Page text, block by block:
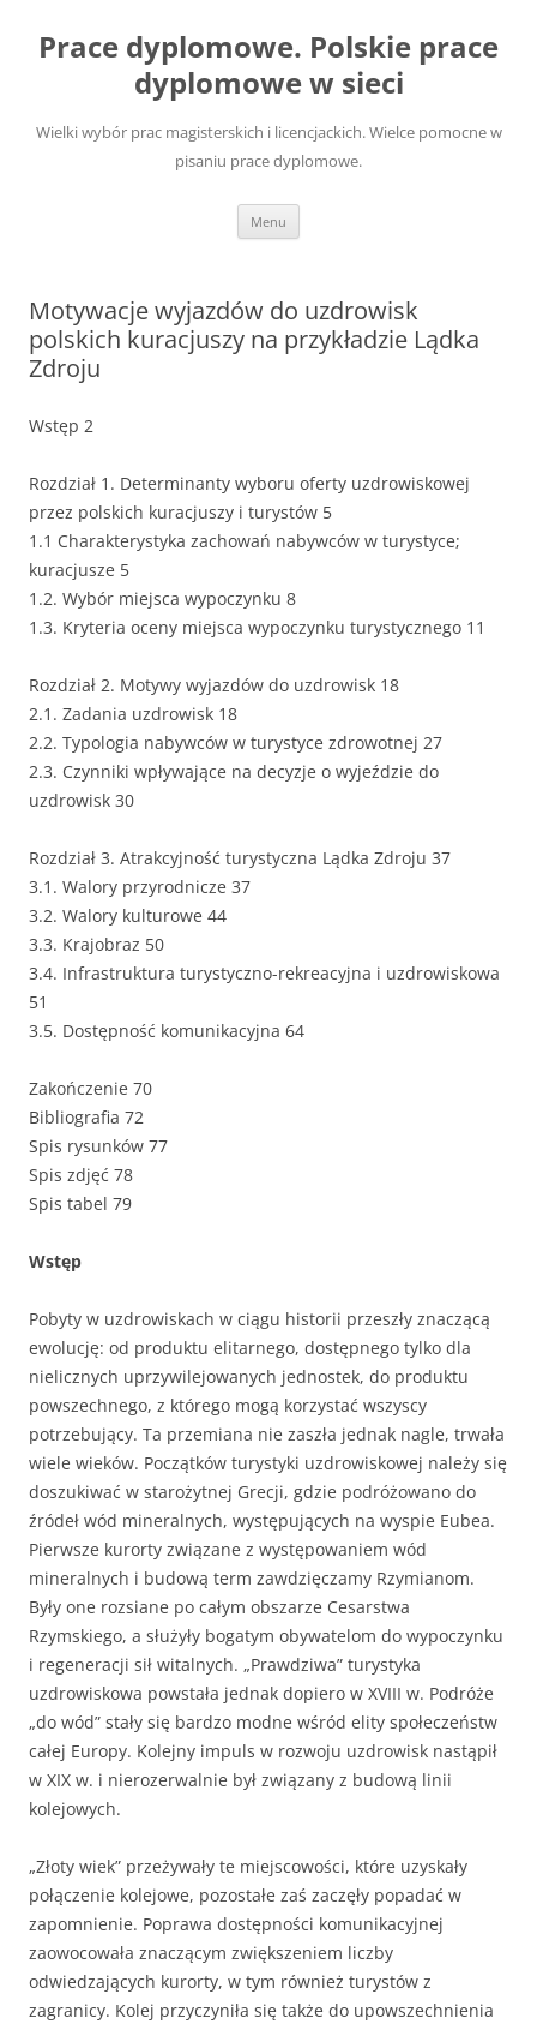
treści
Prace dyplomowe. Polskie prace
dyplomowe w sieci
Wielki wybór prac magisterskich i licencjackich. Wielce pomocne w
pisaniu prace dyplomowe.
Menu
Motywacje wyjazdów do uzdrowisk
polskich kuracjuszy na przykładzie Lądka
Zdroju
Wstęp 2
Rozdział 1. Determinanty wyboru oferty uzdrowiskowej
przez polskich kuracjuszy i turystów 5
1.1 Charakterystyka zachowań nabywców w turystyce;
kuracjusze 5
1.2. Wybór miejsca wypoczynku 8
1.3. Kryteria oceny miejsca wypoczynku turystycznego 11
Rozdział 2. Motywy wyjazdów do uzdrowisk 18
2.1. Zadania uzdrowisk 18
2.2. Typologia nabywców w turystyce zdrowotnej 27
2.3. Czynniki wpływające na decyzje o wyjeździe do
uzdrowisk 30
Rozdział 3. Atrakcyjność turystyczna Lądka Zdroju 37
3.1. Walory przyrodnicze 37
3.2. Walory kulturowe 44
3.3. Krajobraz 50
3.4. Infrastruktura turystyczno-rekreacyjna i uzdrowiskowa
51
3.5. Dostępność komunikacyjna 64
Zakończenie 70
Bibliografia 72
Spis rysunków 77
Spis zdjęć 78
Spis tabel 79
Wstęp
Pobyty w uzdrowiskach w ciągu historii przeszły znaczącą
ewolucję: od produktu elitarnego, dostępnego tylko dla
nielicznych uprzywilejowanych jednostek, do produktu
powszechnego, z którego mogą korzystać wszyscy
potrzebujący. Ta przemiana nie zaszła jednak nagle, trwała
wiele wieków. Początków turystyki uzdrowiskowej należy się
doszukiwać w starożytnej Grecji, gdzie podróżowano do
źródeł wód mineralnych, występujących na wyspie Eubea.
Pierwsze kurorty związane z występowaniem wód
mineralnych i budową term zawdzięczamy Rzymianom.
Były one rozsiane po całym obszarze Cesarstwa
Rzymskiego, a służyły bogatym obywatelom do wypoczynku
i regeneracji sił witalnych. „Prawdziwa” turystyka
uzdrowiskowa powstała jednak dopiero w XVIII w. Podróże
„do wód” stały się bardzo modne wśród elity społeczeństw
całej Europy. Kolejny impuls w rozwoju uzdrowisk nastąpił
w XIX w. i nierozerwalnie był związany z budową linii
kolejowych.
„Złoty wiek” przeżywały te miejscowości, które uzyskały
połączenie kolejowe, pozostałe zaś zaczęły popadać w
zapomnienie. Poprawa dostępności komunikacyjnej
zaowocowała znaczącym zwiększeniem liczby
odwiedzających kurorty, w tym również turystów z
zagranicy. Kolej przyczyniła się także do upowszechnienia